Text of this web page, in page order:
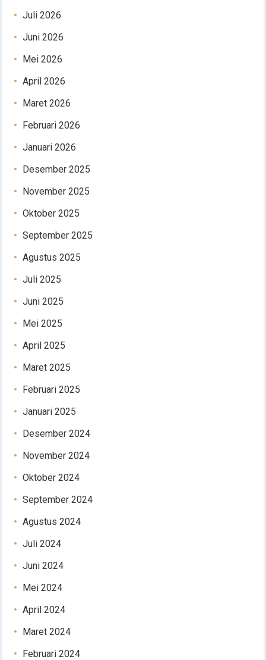
Juli 2026
Juni 2026
Mei 2026
April 2026
Maret 2026
Februari 2026
Januari 2026
Desember 2025
November 2025
Oktober 2025
September 2025
Agustus 2025
Juli 2025
Juni 2025
Mei 2025
April 2025
Maret 2025
Februari 2025
Januari 2025
Desember 2024
November 2024
Oktober 2024
September 2024
Agustus 2024
Juli 2024
Juni 2024
Mei 2024
April 2024
Maret 2024
Februari 2024